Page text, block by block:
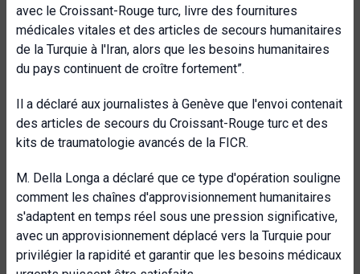
avec le Croissant-Rouge turc, livre des fournitures
médicales vitales et des articles de secours humanitaires
de la Turquie à l'Iran, alors que les besoins humanitaires
du pays continuent de croître fortement”.
Il a déclaré aux journalistes à Genève que l'envoi contenait
des articles de secours du Croissant-Rouge turc et des
kits de traumatologie avancés de la FICR.
M. Della Longa a déclaré que ce type d'opération souligne
comment les chaînes d'approvisionnement humanitaires
s'adaptent en temps réel sous une pression significative,
avec un approvisionnement déplacé vers la Turquie pour
privilégier la rapidité et garantir que les besoins médicaux